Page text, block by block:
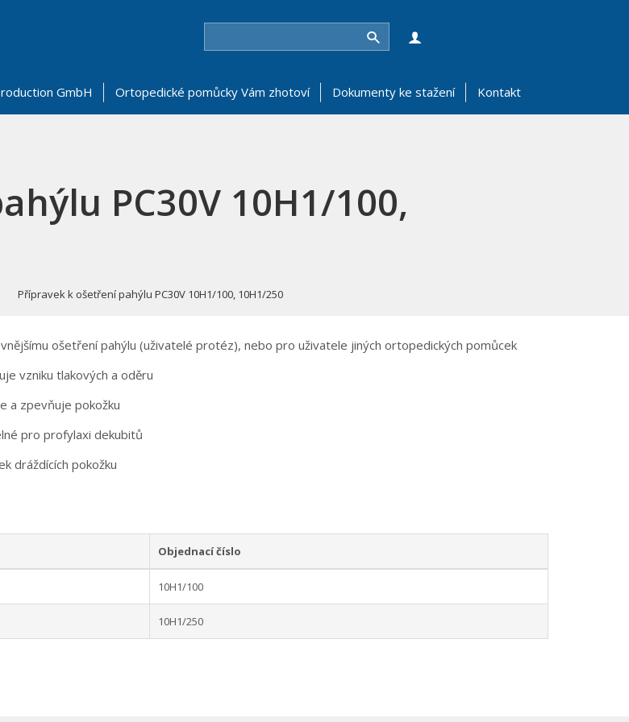
Hledat
GmbH Ortopedické pomůcky Vám zhotoví Dokumenty ke stažení Kontakt
PC30V 10H1/100,
Přípravek k ošetření pahýlu PC30V 10H1/100, 10H1/250
ošetření pahýlu (uživatelé protéz), nebo pro uživatele jiných ortopedických pomůcek
vzniku tlakových a oděru
a zpevňuje pokožku
pro profylaxi dekubitů
dráždících pokožku
Objednací číslo
10H1/100
10H1/250